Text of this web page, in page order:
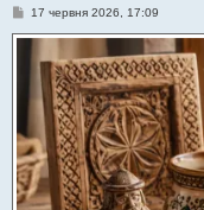
П
в
н
н
я
17 червня 2026, 17:09